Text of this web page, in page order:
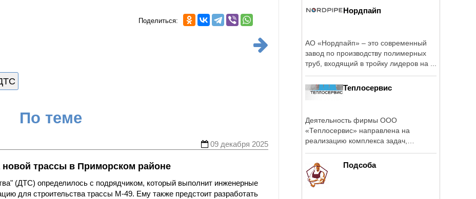
Поделиться:
По теме
09 декабря 2025
трассы в Приморском районе
(ДТС) определилось с подрядчиком, который выполнит инженерные
для строительства трассы М-49. Ему также предстоит разработать
Нордпайп
АО «Нордпайп» – это современный
завод по производству полимерных
труб, входящий в тройку лидеров на ...
Теплосервис
Деятельность фирмы ООО
«Теплосервис» направлена на
реализацию комплекса задач,
Подсоба